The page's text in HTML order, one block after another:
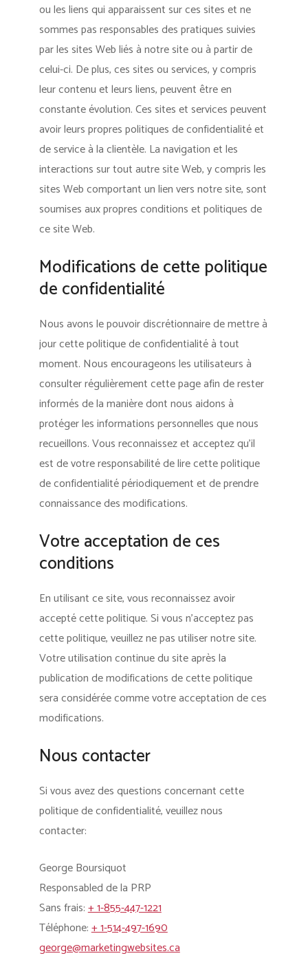
ou les liens qui apparaissent sur ces sites et ne
sommes pas responsables des pratiques suivies
par les sites Web liés à notre site ou à partir de
celui-ci. De plus, ces sites ou services, y compris
leur contenu et leurs liens, peuvent être en
constante évolution. Ces sites et services peuvent
avoir leurs propres politiques de confidentialité et
de service à la clientèle. La navigation et les
interactions sur tout autre site Web, y compris les
sites Web comportant un lien vers notre site, sont
soumises aux propres conditions et politiques de
ce site Web.
Modifications de cette politique
de confidentialité
Nous avons le pouvoir discrétionnaire de mettre à
jour cette politique de confidentialité à tout
moment. Nous encourageons les utilisateurs à
consulter régulièrement cette page afin de rester
informés de la manière dont nous aidons à
protéger les informations personnelles que nous
recueillons. Vous reconnaissez et acceptez qu’il
est de votre responsabilité de lire cette politique
de confidentialité périodiquement et de prendre
connaissance des modifications.
Votre acceptation de ces
conditions
En utilisant ce site, vous reconnaissez avoir
accepté cette politique. Si vous n’acceptez pas
cette politique, veuillez ne pas utiliser notre site.
Votre utilisation continue du site après la
publication de modifications de cette politique
sera considérée comme votre acceptation de ces
modifications.
Nous contacter
Si vous avez des questions concernant cette
politique de confidentialité, veuillez nous
contacter:
George Boursiquot
Responsabled de la PRP
Sans frais:+ 1-855-447-1221
Téléphone:+ 1-514-497-1690
george@marketingwebsites.ca